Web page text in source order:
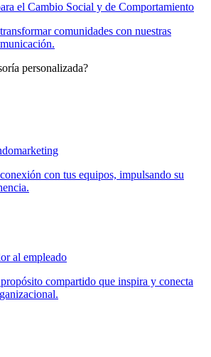
el Cambio Social y de Comportamiento
comunidades con nuestras
personalizada?
con tus equipos, impulsando su
al empleado
compartido que inspira y conecta